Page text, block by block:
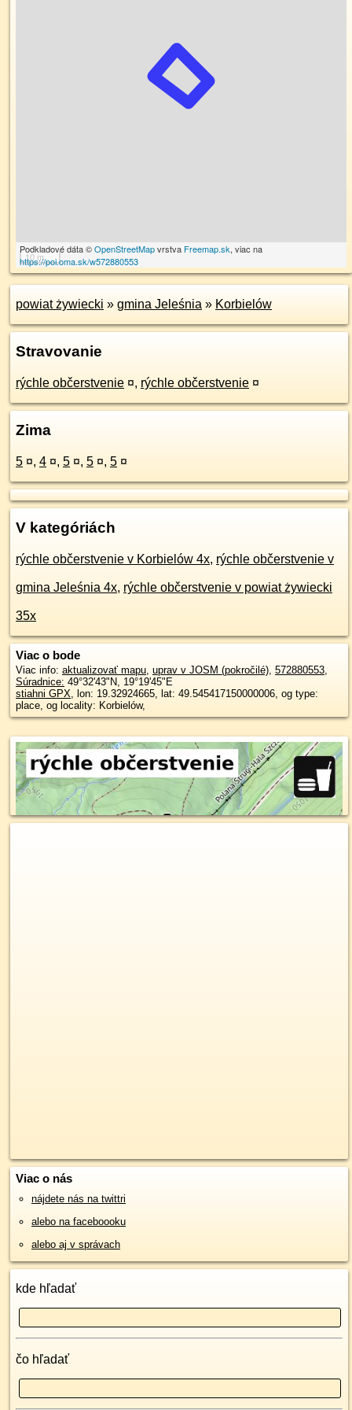
10 m
Podkladové dáta ©OpenStreetMapvrstva Freemap.sk, viac na
https://poi.oma.sk/w572880553
powiat żywiecki » gmina Jeleśnia » Korbielów
Stravovanie
rýchle občerstvenie ¤, rýchle občerstvenie ¤
Zima
5 ¤, 4 ¤, 5 ¤, 5 ¤, 5 ¤
V kategóriách
rýchle občerstvenie v Korbielów 4x, rýchle občerstvenie v
gmina Jeleśnia 4x, rýchle občerstvenie v powiat żywiecki
35x
Viac o bode
Viac info: aktualizovať mapu, uprav v JOSM (pokročilé), 572880553,
Súradnice: 49°32'43"N, 19°19'45"E
stiahni GPX, lon: 19.32924665, lat: 49.545417150000006, og type:
place, og locality: Korbielów,
Viac o nás
nájdete nás na twittri
alebo na faceboooku
alebo aj v správach
kde hľadať
čo hľadať